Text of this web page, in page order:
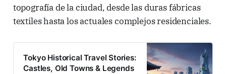
topografía de la ciudad, desde las duras fábricas
textiles hasta los actuales complejos residenciales.
Tokyo Historical Travel Stories:
Castles, Old Towns & Legends